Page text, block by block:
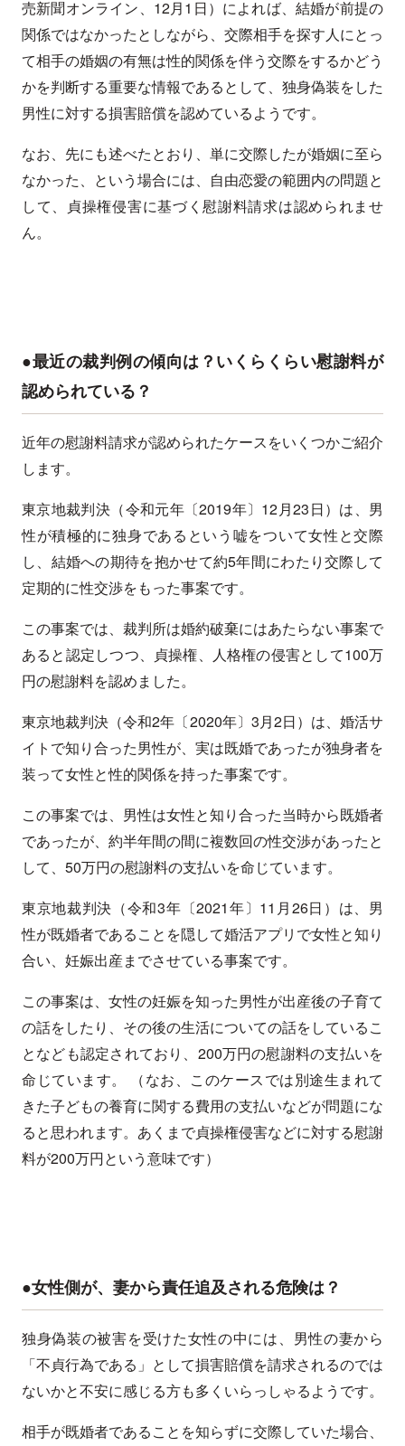
売新聞オンライン、12月1日）によれば、結婚が前提の
関係ではなかったとしながら、交際相手を探す人にとっ
て相手の婚姻の有無は性的関係を伴う交際をするかどう
かを判断する重要な情報であるとして、独身偽装をした
男性に対する損害賠償を認めているようです。
なお、先にも述べたとおり、単に交際したが婚姻に至ら
なかった、という場合には、自由恋愛の範囲内の問題と
して、貞操権侵害に基づく慰謝料請求は認められませ
ん。
●最近の裁判例の傾向は？いくらくらい慰謝料が
認められている？
近年の慰謝料請求が認められたケースをいくつかご紹介
します。
東京地裁判決（令和元年〔2019年〕12月23日）は、男
性が積極的に独身であるという嘘をついて女性と交際
し、結婚への期待を抱かせて約5年間にわたり交際して
定期的に性交渉をもった事案です。
この事案では、裁判所は婚約破棄にはあたらない事案で
あると認定しつつ、貞操権、人格権の侵害として100万
円の慰謝料を認めました。
東京地裁判決（令和2年〔2020年〕3月2日）は、婚活サ
イトで知り合った男性が、実は既婚であったが独身者を
装って女性と性的関係を持った事案です。
この事案では、男性は女性と知り合った当時から既婚者
であったが、約半年間の間に複数回の性交渉があったと
して、50万円の慰謝料の支払いを命じています。
東京地裁判決（令和3年〔2021年〕11月26日）は、男
性が既婚者であることを隠して婚活アプリで女性と知り
合い、妊娠出産までさせている事案です。
この事案は、女性の妊娠を知った男性が出産後の子育て
の話をしたり、その後の生活についての話をしているこ
となども認定されており、200万円の慰謝料の支払いを
命じています。 （なお、このケースでは別途生まれて
きた子どもの養育に関する費用の支払いなどが問題にな
ると思われます。あくまで貞操権侵害などに対する慰謝
料が200万円という意味です）
●女性側が、妻から責任追及される危険は？
独身偽装の被害を受けた女性の中には、男性の妻から
「不貞行為である」として損害賠償を請求されるのでは
ないかと不安に感じる方も多くいらっしゃるようです。
相手が既婚者であることを知らずに交際していた場合、